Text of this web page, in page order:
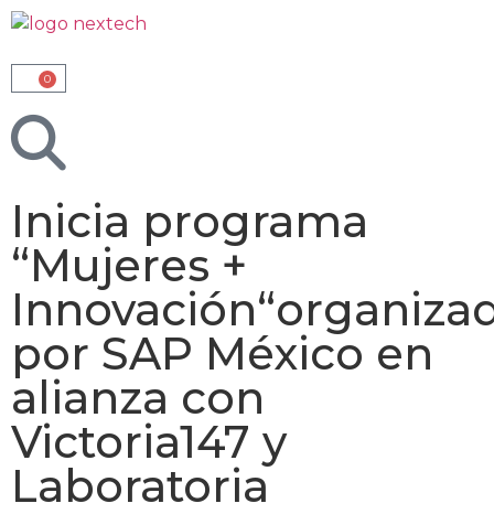
0
Inicia programa
“Mujeres +
por SAP México en
alianza con
Victoria147 y
Laboratoria